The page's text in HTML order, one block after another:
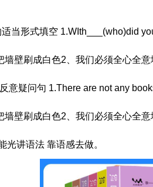
当形式填空 1.WIth___(who)did
壁刷成白色2、我们必须全心全意
意疑问句 1.There are not any
壁刷成白色2、我们必须全心全意
光讲语法 靠语感去做。